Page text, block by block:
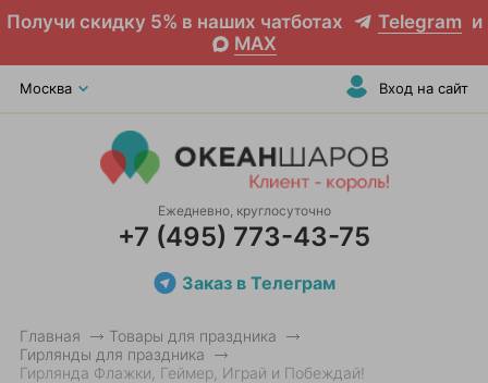
Получи скидку 5% в наших чатботах Telegram и
MAX
Москва Вход на сайт
Ежедневно, круглосуточно
+7 (495) 773-43-75
Заказ в Телеграм
Главная
Товары для праздника
Гирлянды для праздника
Гирлянда Флажки, Геймер, Играй и Побеждай!